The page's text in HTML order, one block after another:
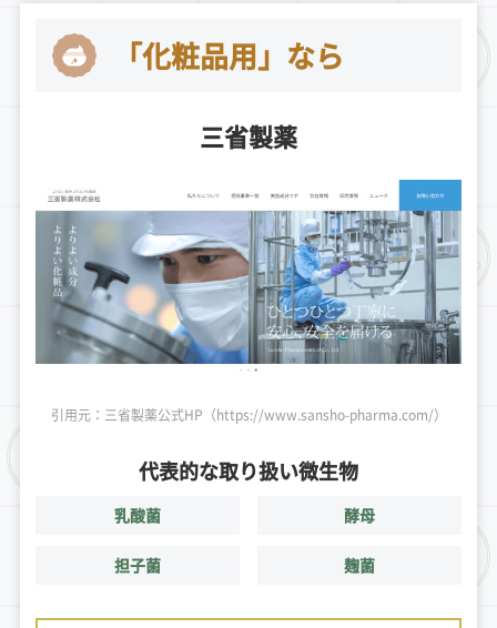
「化粧品用」なら
三省製薬
引用元：三省製薬公式HP（https://www.sansho-pharma.com/）
代表的な取り扱い微生物
乳酸菌 酵母
担子菌 麹菌